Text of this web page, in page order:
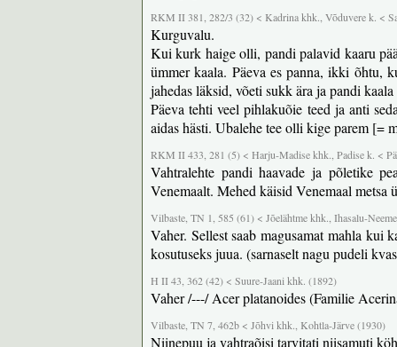
RKM II 381, 282/3 (32) < Kadrina khk., Võduvere k. <
Kurguvalu.
Kui kurk haige olli, pandi palavid kaaru
ümmer kaala. Päeva es panna, ikki õhtu,
jahedas läksid, võeti sukk ära ja pandi
Päeva tehti veel pihlakuõie teed ja anti
aidas hästi. Ubalehe tee olli kige parem [=
RKM II 433, 281 (5) < Harju-Madise khk., Padise k. <
Vahtralehte pandi haavade ja põletike
Venemaalt. Mehed käisid Venemaal metsa
Vilbaste, TN 1, 585 (61) < Jõelähtme khk., Ihasalu-
Vaher. Sellest saab magusamat mahla kui
kosutuseks juua. (sarnaselt nagu pudeli
H II 43, 362 (42) < Suure-Jaani khk. (1892)
Vaher /---/ Acer platanoides (Familie
Vilbaste, TN 7, 462b < Jõhvi khk., Kohtla-Järve (1930)
Niinepuu ja vahtraõisi tarvitati niisamuti